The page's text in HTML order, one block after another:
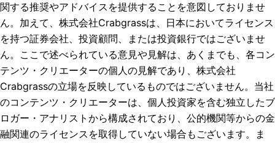
関する推奨やアドバイスを提供することを意図しておりませ
ん。加えて、株式会社Crabgrassは、日本においてライセンス
を持つ証券会社、投資顧問、または投資銀行ではございませ
ん。ここで述べられている意見や見解は、あくまでも、各コン
テンツ・クリエーターの個人の見解であり、株式会社
Crabgrassの立場を反映しているものではございません。当社
のコンテンツ・クリエーターは、個人投資家を含む独立したブ
ロガー・アナリストから構成されており、公的機関等からの金
融関連のライセンスを取得していない場合もございます。ま